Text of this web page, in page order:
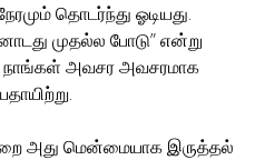
தொடர்ந்து ஓடியது.
முதல்ல போடு” என்று
அவசர அவசரமாக
அது மென்மையாக இருத்தல்